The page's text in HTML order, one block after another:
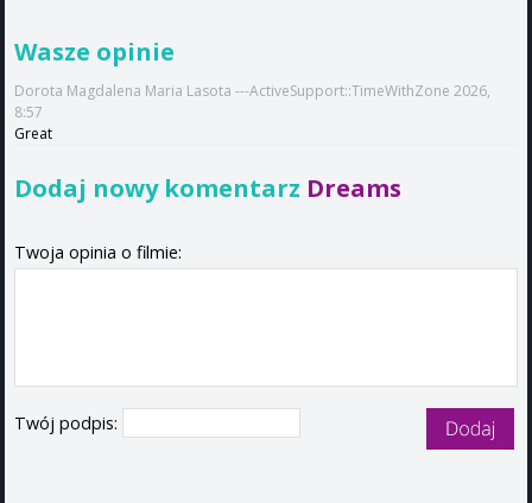
Wasze opinie
Dorota Magdalena Maria Lasota ---ActiveSupport::TimeWithZone 2026,
8:57
Great
Dodaj nowy komentarz Dreams
Twoja opinia o filmie:
Twój podpis: